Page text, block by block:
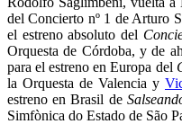
del Concierto nº 1 de Arturo
el estreno absoluto del
Orquesta de Córdoba, y de
para el estreno en Europa del
la Orquesta de Valencia y
estreno en Brasil de
Simfònica do Estado de São